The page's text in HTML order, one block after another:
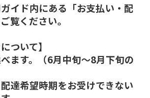
イド内にある「お支払い・配
覧ください。
ついて】
ます。（6月中旬～8月下旬の
達希望時期をお受けできない